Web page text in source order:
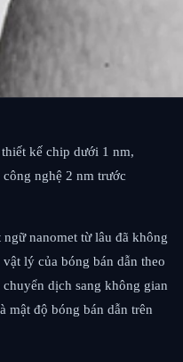
kế chip dưới 1 nm,
nghệ 2 nm trước
nanomet từ lâu đã không
lý của bóng bán dẫn theo
dịch sang không gian
mật độ bóng bán dẫn trên